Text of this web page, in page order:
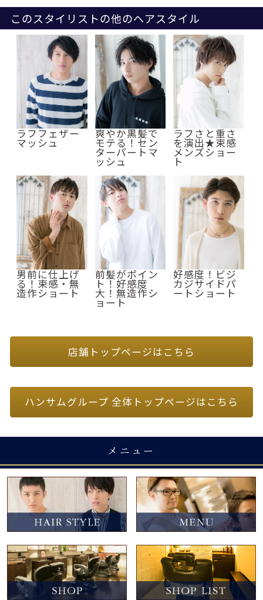
このスタイリストの他のヘアスタイル
ラフフェザー
マッシュ
爽やか黒髪で
モテる！セン
ターパートマ
ッシュ
ラフさと重さ
を演出★束感
メンズショー
ト
男前に仕上げ
る！束感・無
造作ショート
前髪がポイン
ト！好感度
大！無造作シ
ョート
好感度！ビジ
カジサイドパ
ートショート
店舗トップページはこちら
ハンサムグループ 全体トップページはこちら
メニュー